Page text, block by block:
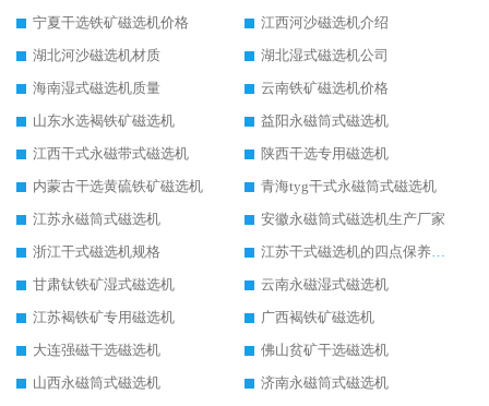
宁夏干选铁矿磁选机价格
江西河沙磁选机介绍
湖北河沙磁选机材质
湖北湿式磁选机公司
海南湿式磁选机质量
云南铁矿磁选机价格
山东水选褐铁矿磁选机
益阳永磁筒式磁选机
江西干式永磁带式磁选机
陕西干选专用磁选机
内蒙古干选黄硫铁矿磁选机
青海tyg干式永磁筒式磁选机
江苏永磁筒式磁选机
安徽永磁筒式磁选机生产厂家
浙江干式磁选机规格
江苏干式磁选机的四点保养秘籍
甘肃钛铁矿湿式磁选机
云南永磁湿式磁选机
江苏褐铁矿专用磁选机
广西褐铁矿磁选机
大连强磁干选磁选机
佛山贫矿干选磁选机
山西永磁筒式磁选机
济南永磁筒式磁选机